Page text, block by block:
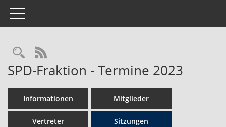
Toggle navigation
Rechercheauswahl
RSS-Feed
SPD-Fraktion - Termine 2023
Informationen Mitglieder
Vertreter Sitzungen